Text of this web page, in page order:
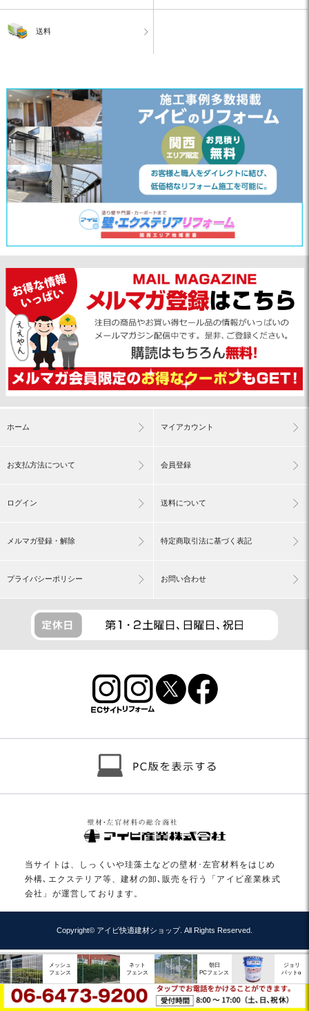
送料
ホーム マイアカウント
お支払方法について 会員登録
ログイン 送料について
メルマガ登録・解除 特定商取引法に基づく表記
プライバシーポリシー お問い合わせ
当サイトは、しっくいや珪藻土などの壁材･左官材料をはじめ
外構､エクステリア等、建材の卸､販売を行う「アイビ産業株式
会社」が運営しております。
Copyright© アイビ快適建材ショップ. All Rights Reserved.
メッシュ
フェンス
ネット
フェンス
朝日
PCフェンス
ジョリ
パットα